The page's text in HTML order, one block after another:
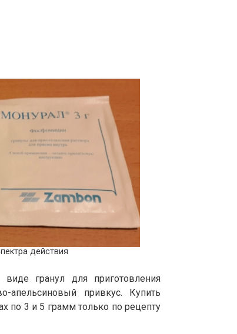
действия
гранул для приготовления
апельсиновый привкус. Купить
по 3 и 5 грамм только по рецепту